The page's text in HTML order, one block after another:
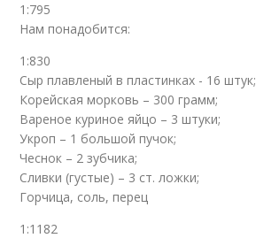
1:795
Нам понадобится:
1:830
Сыр плавленый в пластинках - 16 штук;
Корейская морковь – 300 грамм;
Вареное куриное яйцо – 3 штуки;
Укроп – 1 большой пучок;
Чеснок – 2 зубчика;
Сливки (густые) – 3 ст. ложки;
Горчица, соль, перец
1:1182